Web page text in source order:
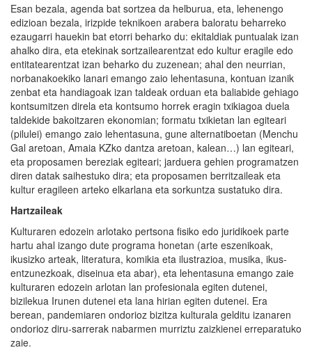
Esan bezala, agenda bat sortzea da helburua, eta, lehenengo
edizioan bezala, irizpide teknikoen arabera baloratu beharreko
ezaugarri hauekin bat etorri beharko du: ekitaldiak puntualak izan
ahalko dira, eta etekinak sortzailearentzat edo kultur eragile edo
entitatearentzat izan beharko du zuzenean; ahal den neurrian,
norbanakoekiko lanari emango zaio lehentasuna, kontuan izanik
zenbat eta handiagoak izan taldeak orduan eta baliabide gehiago
kontsumitzen direla eta kontsumo horrek eragin txikiagoa duela
taldekide bakoitzaren ekonomian; formatu txikietan lan egiteari
(pilulei) emango zaio lehentasuna, gune alternatiboetan (Menchu
Gal aretoan, Amaia KZko dantza aretoan, kalean…) lan egiteari,
eta proposamen bereziak egiteari; jarduera gehien programatzen
diren datak saihestuko dira; eta proposamen berritzaileak eta
kultur eragileen arteko elkarlana eta sorkuntza sustatuko dira.
Hartzaileak
Kulturaren edozein arlotako pertsona fisiko edo juridikoek parte
hartu ahal izango dute programa honetan (arte eszenikoak,
ikusizko arteak, literatura, komikia eta ilustrazioa, musika, ikus-
entzunezkoak, diseinua eta abar), eta lehentasuna emango zaie
kulturaren edozein arlotan lan profesionala egiten dutenei,
bizilekua Irunen dutenei eta lana hirian egiten dutenei. Era
berean, pandemiaren ondorioz bizitza kulturala gelditu izanaren
ondorioz diru-sarrerak nabarmen murriztu zaizkienei erreparatuko
zaie.